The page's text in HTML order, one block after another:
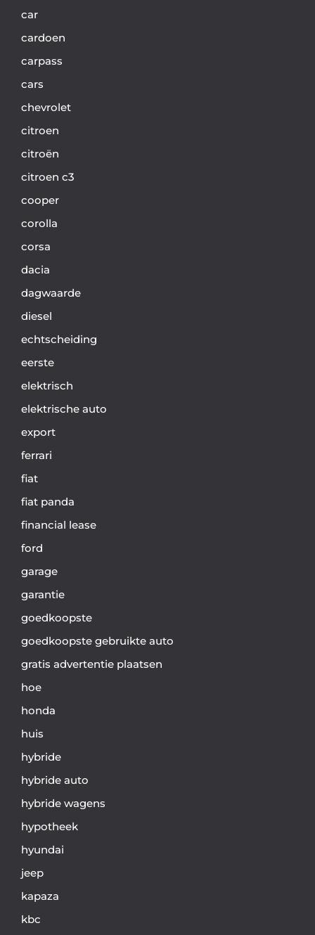
car
cardoen
carpass
cars
chevrolet
citroen
citroën
citroen c3
cooper
corolla
corsa
dacia
dagwaarde
diesel
echtscheiding
eerste
elektrisch
elektrische auto
export
ferrari
fiat
fiat panda
financial lease
ford
garage
garantie
goedkoopste
goedkoopste gebruikte auto
gratis advertentie plaatsen
hoe
honda
huis
hybride
hybride auto
hybride wagens
hypotheek
hyundai
jeep
kapaza
kbc